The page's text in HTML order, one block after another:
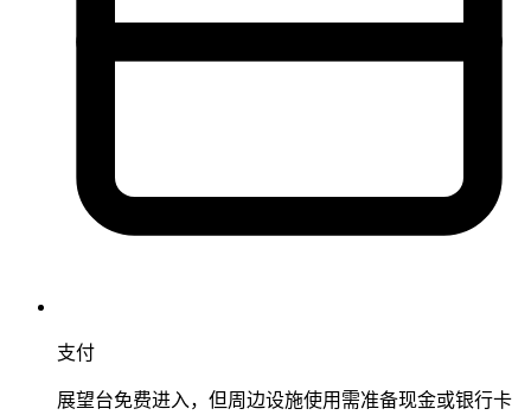
支付
展望台免费进入，但周边设施使用需准备现金或银行卡